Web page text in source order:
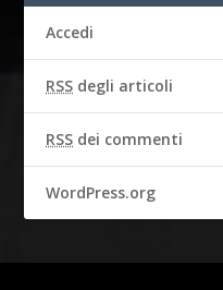
Accedi
RSS degli articoli
RSS dei commenti
WordPress.org